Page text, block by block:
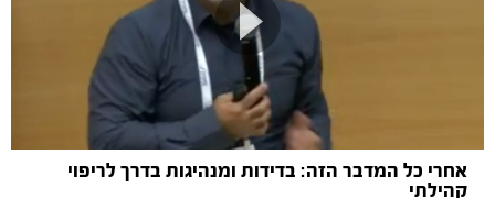
אחרי כל המדבר הזה: בדידות ומנהיגות בדרך לריפוי
קהילתי